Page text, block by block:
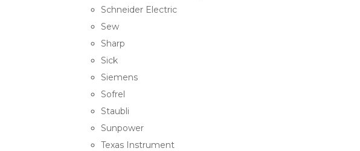
Schneider Electric
Sew
Sharp
Sick
Siemens
Sofrel
Staubli
Sunpower
Texas Instrument